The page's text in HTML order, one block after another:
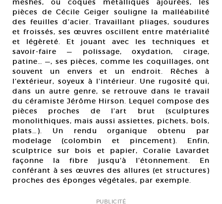
meshes, ou coques métalliques ajourées, les
pièces de Cécile Geiger souligne la malléabilité
des feuilles d’acier. Travaillant pliages, soudures
et froissés, ses œuvres oscillent entre matérialité
et légèreté. Et jouant avec les techniques et
savoir-faire — polissage, oxydation, cirage,
patine… —, ses pièces, comme les coquillages, ont
souvent un envers et un endroit. Rêches à
l’extérieur, soyeux à l’intérieur. Une rugosité qui,
dans un autre genre, se retrouve dans le travail
du céramiste Jérôme Hirson. Lequel compose des
pièces proches de l’art brut (sculptures
monolithiques, mais aussi assiettes, pichets, bols,
plats…). Un rendu organique obtenu par
modelage (colombin et pincement). Enfin,
sculptrice sur bois et papier, Coralie Lavardet
façonne la fibre jusqu’à l’étonnement. En
conférant à ses œuvres des allures (et structures)
proches des éponges végétales, par exemple.
PUBLICITÉ